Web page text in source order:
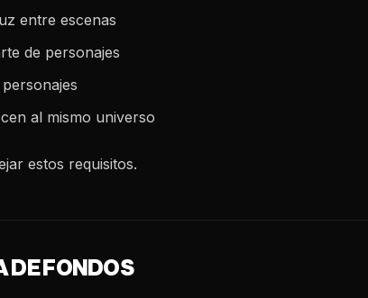
entre escenas
de personajes
al mismo universo
estos requisitos.
DE FONDOS